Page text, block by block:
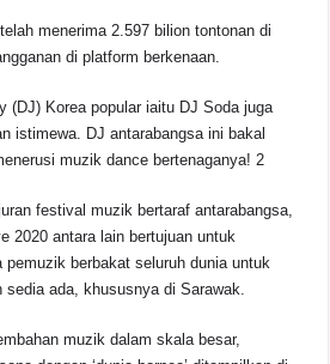
menerima 2.597 bilion tontonan di
di platform berkenaan.
(DJ) Korea popular iaitu DJ Soda juga
istimewa. DJ antarabangsa ini bakal
muzik dance bertenaganya! 2
festival muzik bertaraf antarabangsa,
2020 antara lain bertujuan untuk
pemuzik berbakat seluruh dunia untuk
sedia ada, khususnya di Sarawak.
muzik dalam skala besar,